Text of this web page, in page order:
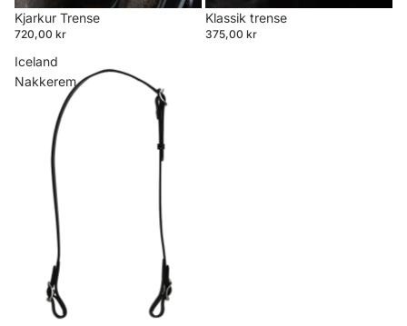
Kjarkur Trense
720,00 kr
Klassik trense
375,00 kr
Iceland
Nakkerem